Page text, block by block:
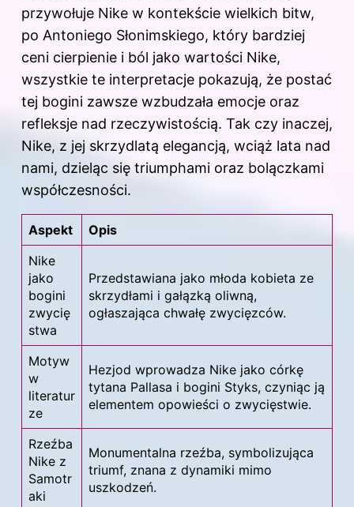
przywołuje Nike w kontekście wielkich bitw,
po Antoniego Słonimskiego, który bardziej
ceni cierpienie i ból jako wartości Nike,
wszystkie te interpretacje pokazują, że postać
tej bogini zawsze wzbudzała emocje oraz
refleksje nad rzeczywistością. Tak czy inaczej,
Nike, z jej skrzydlatą elegancją, wciąż lata nad
nami, dzieląc się triumphami oraz bolączkami
współczesności.
Aspekt
Opis
Nike
jako
bogini
zwycię
stwa
Przedstawiana jako młoda kobieta ze
skrzydłami i gałązką oliwną,
ogłaszająca chwałę zwycięzców.
Motyw
w
literatur
ze
Hezjod wprowadza Nike jako córkę
tytana Pallasa i bogini Styks, czyniąc ją
elementem opowieści o zwycięstwie.
Rzeźba
Nike z
Samotr
aki
Monumentalna rzeźba, symbolizująca
triumf, znana z dynamiki mimo
uszkodzeń.